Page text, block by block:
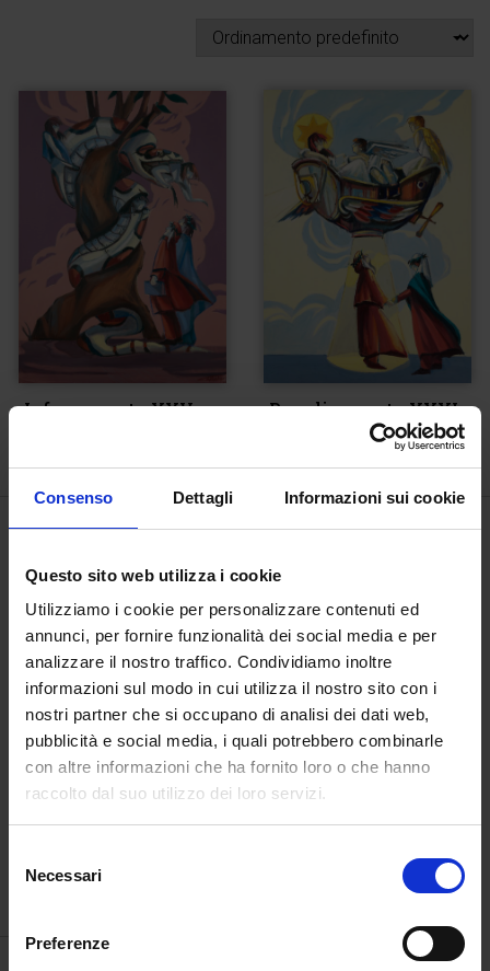
Consenso Dettagli Informazioni sui cookie
Questo sito web utilizza i cookie
Utilizziamo i cookie per personalizzare contenuti ed
annunci, per fornire funzionalità dei social media e per
analizzare il nostro traffico. Condividiamo inoltre
informazioni sul modo in cui utilizza il nostro sito con i
nostri partner che si occupano di analisi dei dati web,
pubblicità e social media, i quali potrebbero combinarle
con altre informazioni che ha fornito loro o che hanno
raccolto dal suo utilizzo dei loro servizi.
delNecessari
Preferenze
Inferno canto XXV Paradiso canto XXXI
€ 1.800,00